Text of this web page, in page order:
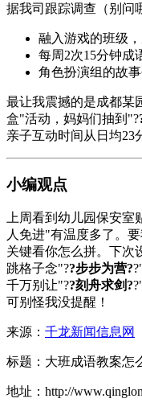
据我司跟踪调查（别问
融入游戏的班级
每周2次15分钟成
角色扮演组的故
最让我震撼的是成都
盒"活动，妈妈们抽到"?
亲子互动时间从日均23
小编观点
上周看到幼儿园保安室
人免进"有温度多了。
关键看你怎么拼。下次
跳格子念"??步步为营?
千万别让"??刻舟求剑?
可别怪我没提醒！
来源： 千龙新闻信息网
标题：大班成语教案怎
地址：http://